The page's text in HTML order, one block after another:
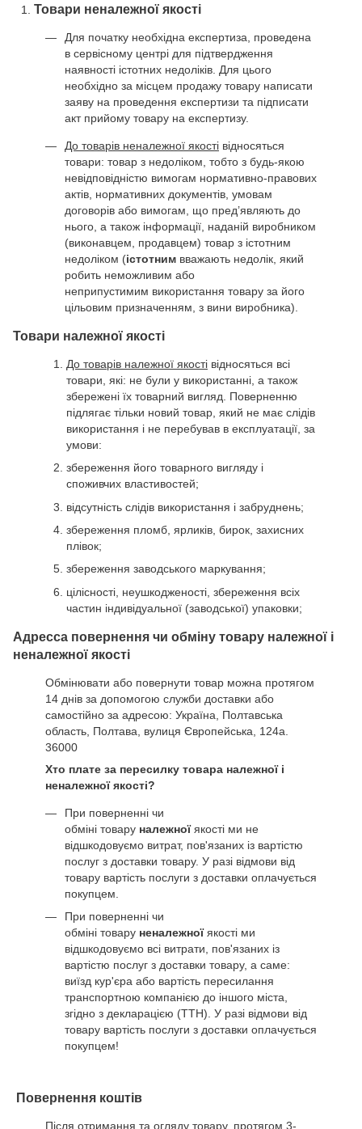
Товари неналежної якості
Для початку необхідна експертиза, проведена
в сервісному центрі для підтвердження
наявності істотних недоліків. Для цього
необхідно за місцем продажу товару написати
заяву на проведення експертизи та підписати
акт прийому товару на експертизу.
До товарів неналежної якості відносяться
товари: товар з недоліком, тобто з будь-якою
невідповідністю вимогам нормативно-правових
актів, нормативних документів, умовам
договорів або вимогам, що пред’являють до
нього, а також інформації, наданій виробником
(виконавцем, продавцем) товар з істотним
недоліком (істотним вважають недолік, який
робить неможливим або
неприпустимим використання товару за його
цільовим призначенням, з вини виробника).
Товари належної якості
До товарів належної якості відносяться всі
товари, які: не були у використанні, а також
збережені їх товарний вигляд. Поверненню
підлягає тільки новий товар, який не має слідів
використання і не перебував в експлуатації, за
умови:
збереження його товарного вигляду і
споживчих властивостей;
відсутність слідів використання і забруднень;
збереження пломб, ярликів, бирок, захисних
плівок;
збереження заводського маркування;
цілісності, неушкодженості, збереження всіх
частин індивідуальної (заводської) упаковки;
Адресса повернення чи обміну товару належної і
неналежної якості
Обмінювати або повернути товар можна протягом
14 днів за допомогою служби доставки або
самостійно за адресою: Україна, Полтавська
область, Полтава, вулиця Європейська, 124а.
36000
Хто плате за пересилку товара належної і
неналежної якості?
При поверненні чи
обміні товару належноїякості ми не
відшкодовуємо витрат, пов'язаних із вартістю
послуг з доставки товару. У разі відмови від
товару вартість послуги з доставки оплачується
покупцем.
При поверненні чи
обміні товару неналежноїякості ми
відшкодовуємо всі витрати, пов'язаних із
вартістю послуг з доставки товару, а саме:
виїзд кур'єра або вартість пересилання
транспортною компанією до іншого міста,
згідно з декларацією (ТТН). У разі відмови від
товару вартість послуги з доставки оплачується
покупцем!
Повернення коштів
Після отримання та огляду товару, протягом 3-